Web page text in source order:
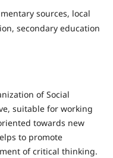
sources, local
secondary education
of Social
suitable for working
towards new
to promote
of critical thinking.